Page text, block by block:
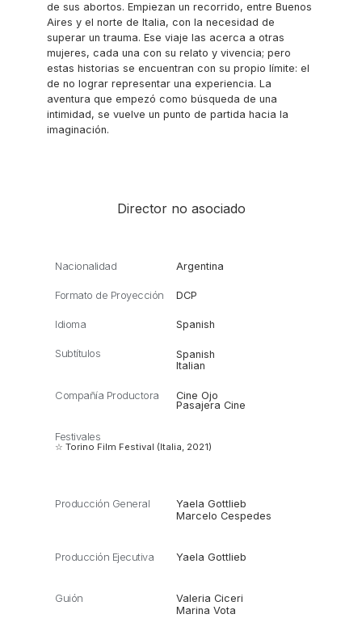
de sus abortos. Empiezan un recorrido, entre Buenos
Aires y el norte de Italia, con la necesidad de
superar un trauma. Ese viaje las acerca a otras
mujeres, cada una con su relato y vivencia; pero
estas historias se encuentran con su propio límite: el
de no lograr representar una experiencia. La
aventura que empezó como búsqueda de una
intimidad, se vuelve un punto de partida hacia la
imaginación.
Director no asociado
Nacionalidad Argentina
Formato de Proyección DCP
Idioma Spanish
Subtítulos
Spanish
Italian
Compañía Productora
Cine Ojo
Pasajera Cine
Festivales
☆ Torino Film Festival (Italia, 2021)
Producción General
Yaela Gottlieb
Marcelo Cespedes
Producción Ejecutiva Yaela Gottlieb
Guión
Valeria Ciceri
Marina Vota